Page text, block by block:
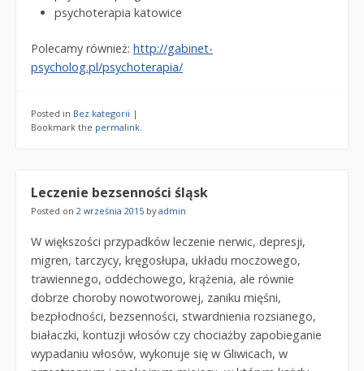
psychoterapia katowice
Polecamy również: http://gabinet-
psycholog.pl/psychoterapia/
Posted in Bez kategorii |
Bookmark the permalink.
Leczenie bezsenności śląsk
Posted on 2 września 2015 byadmin
W większości przypadków leczenie nerwic, depresji,
migren, tarczycy, kręgosłupa, układu moczowego,
trawiennego, oddechowego, krążenia, ale równie
dobrze choroby nowotworowej, zaniku mięśni,
bezpłodności, bezsenności, stwardnienia rozsianego,
białaczki, kontuzji włosów czy chociażby zapobieganie
wypadaniu włosów, wykonuje się w Gliwicach, w